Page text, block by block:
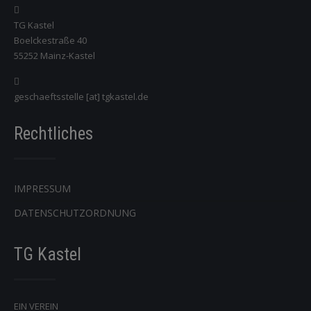
TG Kastel
Boelckestraße 40
55252 Mainz-Kastel
geschaeftsstelle [at] tgkastel.de
Rechtliches
IMPRESSUM
DATENSCHUTZORDNUNG
TG Kastel
EIN VEREIN